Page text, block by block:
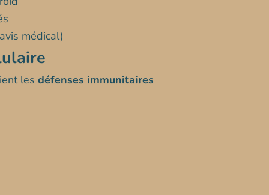
médical)
les défenses immunitaires